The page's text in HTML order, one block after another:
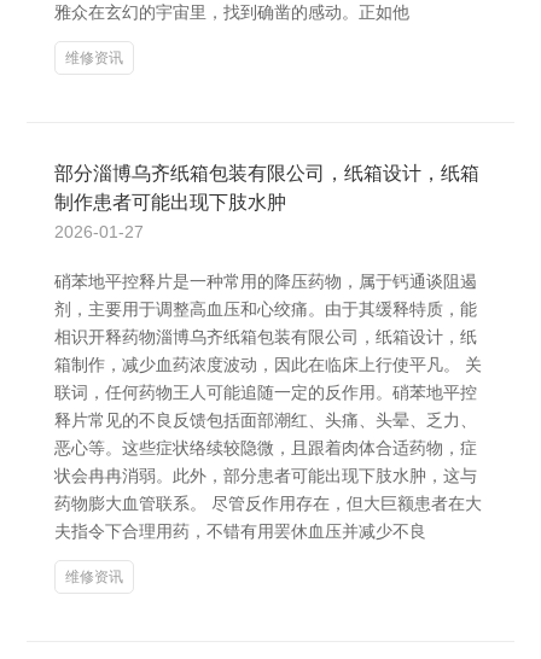
雅众在玄幻的宇宙里，找到确凿的感动。正如他
维修资讯
部分淄博乌齐纸箱包装有限公司，纸箱设计，纸箱
制作患者可能出现下肢水肿
2026-01-27
硝苯地平控释片是一种常用的降压药物，属于钙通谈阻遏
剂，主要用于调整高血压和心绞痛。由于其缓释特质，能
相识开释药物淄博乌齐纸箱包装有限公司，纸箱设计，纸
箱制作，减少血药浓度波动，因此在临床上行使平凡。 关
联词，任何药物王人可能追随一定的反作用。硝苯地平控
释片常见的不良反馈包括面部潮红、头痛、头晕、乏力、
恶心等。这些症状络续较隐微，且跟着肉体合适药物，症
状会冉冉消弱。此外，部分患者可能出现下肢水肿，这与
药物膨大血管联系。 尽管反作用存在，但大巨额患者在大
夫指令下合理用药，不错有用罢休血压并减少不良
维修资讯